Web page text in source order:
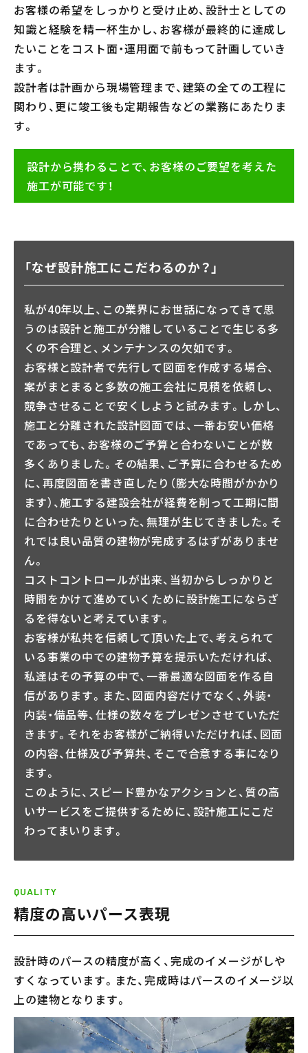
お客様の希望をしっかりと受け止め、設計士としての
知識と経験を精一杯生かし、お客様が最終的に達成し
たいことをコスト面・運用面で前もって計画していき
ます。
設計者は計画から現場管理まで、建築の全ての工程に
関わり、更に竣工後も定期報告などの業務にあたりま
す。
設計から携わることで、お客様のご要望を考えた
施工が可能です！
「なぜ設計施工にこだわるのか？」
私が40年以上、この業界にお世話になってきて思
うのは設計と施工が分離していることで生じる多
くの不合理と、メンテナンスの欠如です。
お客様と設計者で先行して図面を作成する場合、
案がまとまると多数の施工会社に見積を依頼し、
競争させることで安くしようと試みます。しかし、
施工と分離された設計図面では、一番お安い価格
であっても、お客様のご予算と合わないことが数
多くありました。その結果、ご予算に合わせるため
に、再度図面を書き直したり（膨大な時間がかかり
ます）、施工する建設会社が経費を削って工期に間
に合わせたりといった、無理が生じてきました。そ
れでは良い品質の建物が完成するはずがありませ
ん。
コストコントロールが出来、当初からしっかりと
時間をかけて進めていくために設計施工にならざ
るを得ないと考えています。
お客様が私共を信頼して頂いた上で、考えられて
いる事業の中での建物予算を提示いただければ、
私達はその予算の中で、一番最適な図面を作る自
信があります。また、図面内容だけでなく、外装・
内装・備品等、仕様の数々をプレゼンさせていただ
きます。それをお客様がご納得いただければ、図面
の内容、仕様及び予算共、そこで合意する事になり
ます。
このように、スピード豊かなアクションと、質の高
いサービスをご提供するために、設計施工にこだ
わってまいります。
QUALITY
精度の高いパース表現
設計時のパースの精度が高く、完成のイメージがしや
すくなっています。また、完成時はパースのイメージ以
上の建物となります。